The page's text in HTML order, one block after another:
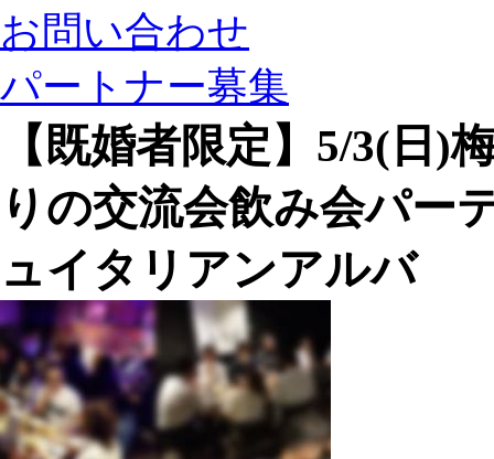
お問い合わせ
パートナー募集
【既婚者限定】5/3(日)
りの交流会飲み会パー
ュイタリアンアルバ